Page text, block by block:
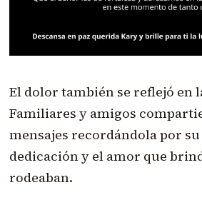
El dolor también se reflejó en
Familiares y amigos
mensajes recordándola por
dedicación y el amor que
rodeaban.